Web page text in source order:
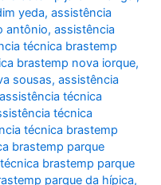
yeda,assistência
antônio,assistência
técnica brastemp
brastemp nova iorque,
sousas,assistência
assistência técnica
técnica
técnica brastemp
brastemp parque
brastemp parque
parque da hípica,